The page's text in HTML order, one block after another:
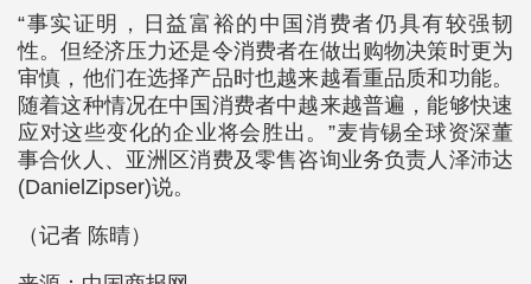
“事实证明，日益富裕的中国消费者仍具有较强韧
性。但经济压力还是令消费者在做出购物决策时更为
审慎，他们在选择产品时也越来越看重品质和功能。
随着这种情况在中国消费者中越来越普遍，能够快速
应对这些变化的企业将会胜出。”麦肯锡全球资深董
事合伙人、亚洲区消费及零售咨询业务负责人泽沛达
(DanielZipser)说。
（记者 陈晴）